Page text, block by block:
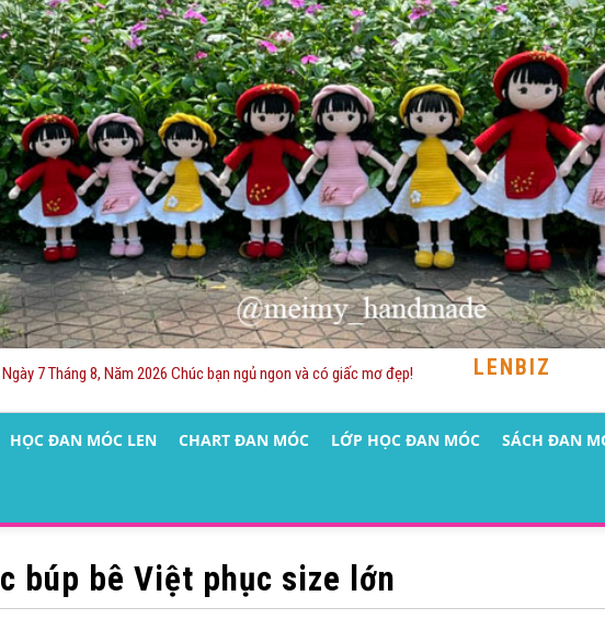
7 Tháng 8, Năm 2026 Chúc bạn ngủ ngon và có giấc mơ đẹp! LENBIZ
HỌC ĐAN MÓC LEN CHART ĐAN MÓC LỚP HỌC ĐAN MÓC SÁCH ĐAN
búp bê Việt phục size lớn